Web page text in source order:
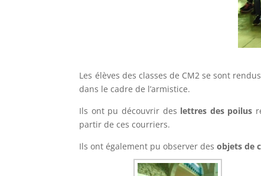
Les élèves des classes de CM2 se sont
dans le cadre de l’armistice.
Ils ont pu découvrir des lettres des poilus
partir de ces courriers.
Ils ont également pu observer desobjets de